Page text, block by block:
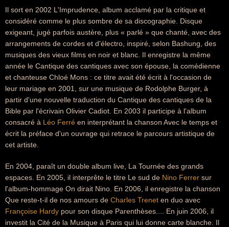
Il sort en 2002 L'Imprudence, album acclamé par la critique et
considéré comme le plus sombre de sa discographie. Disque
exigeant, jugé parfois austère, plus « parlé » que chanté, avec des
arrangements de cordes et d'électro, inspiré, selon Bashung, des
musiques des vieux films en noir et blanc. Il enregistre la même
année le Cantique des cantiques avec son épouse, la comédienne
et chanteuse Chloé Mons : ce titre avait été écrit à l'occasion de
leur mariage en 2001, sur une musique de Rodolphe Burger, à
partir d'une nouvelle traduction du Cantique des cantiques de la
Bible par l'écrivain Olivier Cadiot. En 2003 il participe à l'album
consacré à Léo Ferré en interprétant la chanson Avec le temps et
écrit la préface d'un ouvrage qui retrace le parcours artistique de
cet artiste.
En 2004, paraît un double album live, La Tournée des grands
espaces. En 2005, il interprête le titre Le sud de Nino Ferrer sur
l'album-hommage On dirait Nino. En 2006, il enregistre la chanson
Que reste-t-il de nos amours de Charles Trenet en duo avec
Françoise Hardy pour son disque Parenthèses.... En juin 2006, il
investit la Cité de la Musique à Paris qui lui donne carte blanche. Il